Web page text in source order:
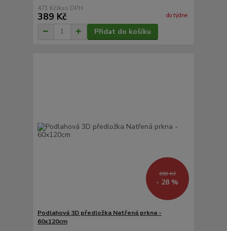
471 Kč/ks
389 Kč do týdne
Přidat do košíku
658 Kč
- 28 %
Podlahová 3D předložka Natřená prkna -
60x120cm